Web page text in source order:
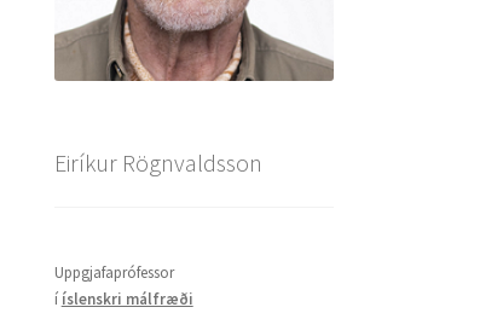
Eiríkur Rögnvaldsson
Uppgjafaprófessor
í íslenskri málfræði